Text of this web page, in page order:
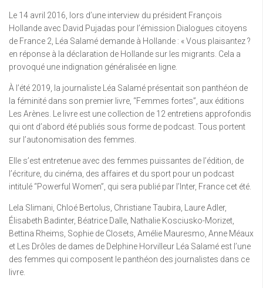
Le 14 avril 2016, lors d’une interview du président François
Hollande avec David Pujadas pour l’émission Dialogues citoyens
de France 2, Léa Salamé demande à Hollande : « Vous plaisantez ?
en réponse à la déclaration de Hollande sur les migrants. Cela a
provoqué une indignation généralisée en ligne.
À l’été 2019, la journaliste Léa Salamé présentait son panthéon de
la féminité dans son premier livre, “Femmes fortes”, aux éditions
Les Arènes. Le livre est une collection de 12 entretiens approfondis
qui ont d’abord été publiés sous forme de podcast. Tous portent
sur l’autonomisation des femmes.
Elle s’est entretenue avec des femmes puissantes de l’édition, de
l’écriture, du cinéma, des affaires et du sport pour un podcast
intitulé “Powerful Women”, qui sera publié par l’Inter, France cet été.
Lela Slimani, Chloé Bertolus, Christiane Taubira, Laure Adler,
Élisabeth Badinter, Béatrice Dalle, Nathalie Kosciusko-Morizet,
Bettina Rheims, Sophie de Closets, Amélie Mauresmo, Anne Méaux
et Les Drôles de dames de Delphine Horvilleur Léa Salamé est l’une
des femmes qui composent le panthéon des journalistes dans ce
livre.